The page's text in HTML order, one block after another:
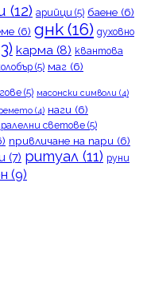
(12) арийци (5) баене (6)
(6) днк (16) духовно
карма (8) квантова
(5) маг (6)
(5) масонски символи (4)
(4) наги (6)
светове(5)
привличане на пари (6)
(7) ритуал (11) руни
(9)